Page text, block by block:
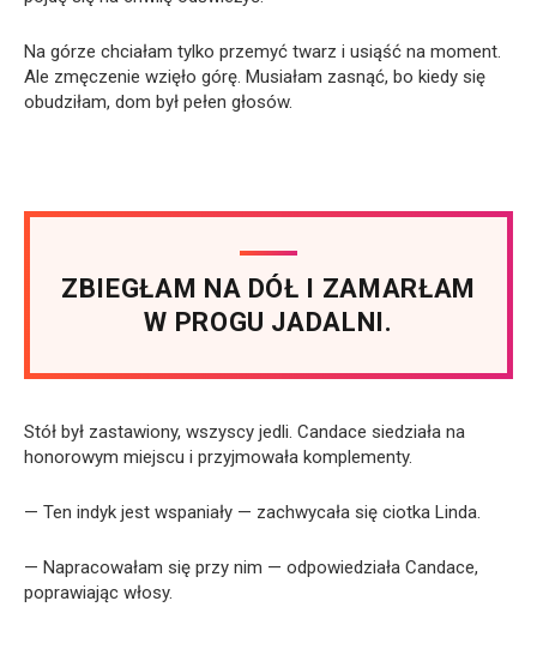
Na górze chciałam tylko przemyć twarz i usiąść na moment.
Ale zmęczenie wzięło górę. Musiałam zasnąć, bo kiedy się
obudziłam, dom był pełen głosów.
ZBIEGŁAM NA DÓŁ I ZAMARŁAM
W PROGU JADALNI.
Stół był zastawiony, wszyscy jedli. Candace siedziała na
honorowym miejscu i przyjmowała komplementy.
— Ten indyk jest wspaniały — zachwycała się ciotka Linda.
— Napracowałam się przy nim — odpowiedziała Candace,
poprawiając włosy.